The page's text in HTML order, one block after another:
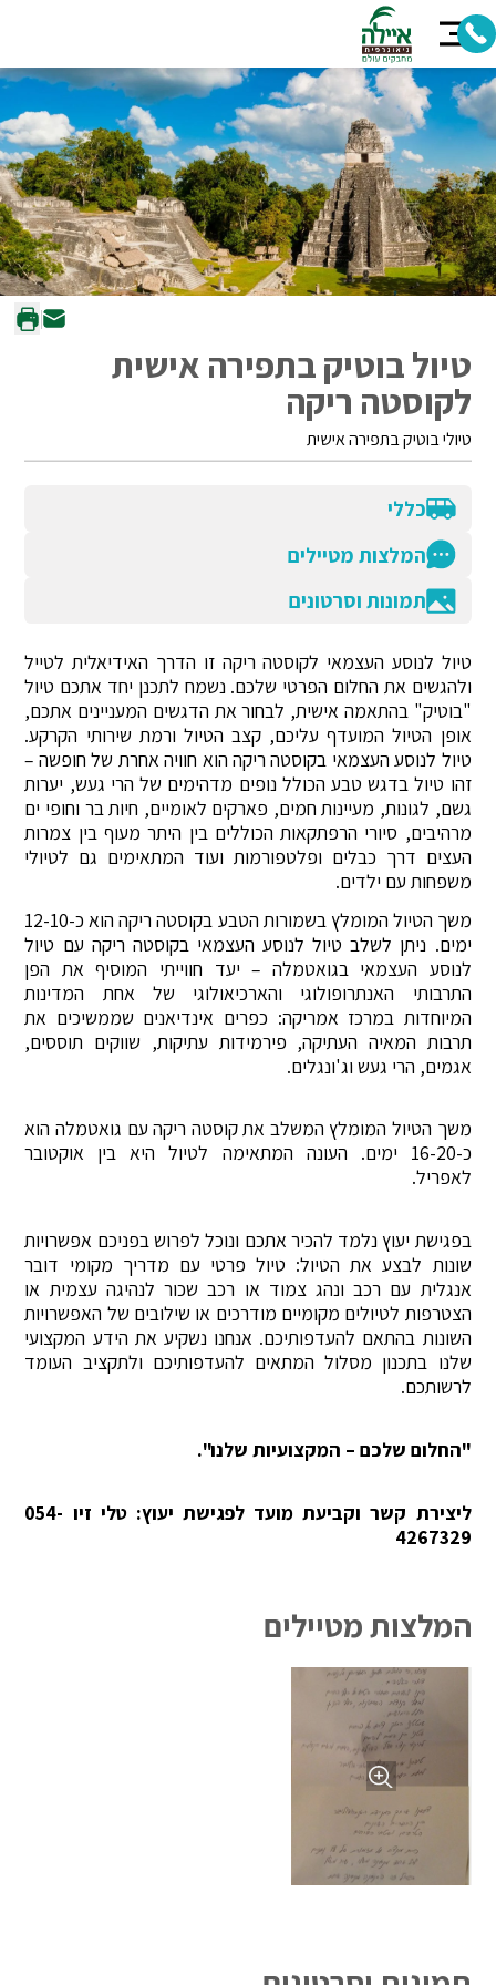
טיול בוטיק בתפירה אישית
לקוסטה ריקה
טיולי בוטיק בתפירה אישית
כללי
המלצות מטיילים
תמונות וסרטונים
טיול לנוסע העצמאי לקוסטה ריקה זו הדרך האידיאלית לטייל
ולהגשים את החלום הפרטי שלכם. נשמח לתכנן יחד אתכם טיול
"בוטיק" בהתאמה אישית, לבחור את הדגשים המעניינים אתכם,
אופן הטיול המועדף עליכם, קצב הטיול ורמת שירותי הקרקע.
טיול לנוסע העצמאי בקוסטה ריקה הוא חוויה אחרת של חופשה –
זהו טיול בדגש טבע הכולל נופים מדהימים של הרי געש, יערות
גשם, לגונות, מעיינות חמים, פארקים לאומיים, חיות בר וחופי ים
מרהיבים, סיורי הרפתקאות הכוללים בין היתר מעוף בין צמרות
העצים דרך כבלים ופלטפורמות ועוד המתאימים גם לטיולי
משפחות עם ילדים.
משך הטיול המומלץ בשמורות הטבע בקוסטה ריקה הוא כ-12-10
ימים. ניתן לשלב טיול לנוסע העצמאי בקוסטה ריקה עם טיול
לנוסע העצמאי בגואטמלה – יעד חווייתי המוסיף את הפן
התרבותי האנתרופולוגי והארכיאולוגי של אחת המדינות
המיוחדות במרכז אמריקה: כפרים אינדיאנים שממשיכים את
תרבות המאיה העתיקה, פירמידות עתיקות, שווקים תוססים,
אגמים, הרי געש וג'ונגלים.
משך הטיול המומלץ המשלב את קוסטה ריקה עם גואטמלה הוא
כ-16-20 ימים. העונה המתאימה לטיול היא בין אוקטובר
לאפריל.
בפגישת יעוץ נלמד להכיר אתכם ונוכל לפרוש בפניכם אפשרויות
שונות לבצע את הטיול: טיול פרטי עם מדריך מקומי דובר
אנגלית עם רכב ונהג צמוד או רכב שכור לנהיגה עצמית או
הצטרפות לטיולים מקומיים מודרכים או שילובים של האפשרויות
השונות בהתאם להעדפותיכם. אנחנו נשקיע את הידע המקצועי
שלנו בתכנון מסלול המתאים להעדפותיכם ולתקציב העומד
לרשותכם.
"החלום שלכם – המקצועיות שלנו".
ליצירת קשר וקביעת מועד לפגישת יעוץ: טלי זיו 054-
4267329
המלצות מטיילים